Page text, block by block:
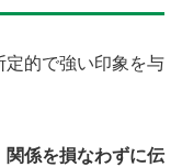
定的で強い印象を与
関係を損なわずに伝